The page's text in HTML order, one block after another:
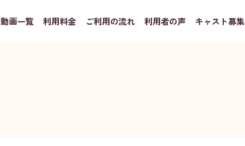
動画一覧 利用料金 ご利用の流れ 利用者の声 キャスト募集